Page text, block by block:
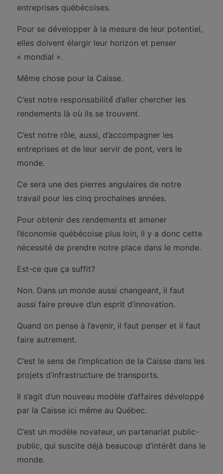
entreprises québécoises.
Pour se développer à la mesure de leur potentiel,
elles doivent élargir leur horizon et penser
« mondial ».
Même chose pour la Caisse.
C’est notre responsabilité́ d’aller chercher les
rendements là où ils se trouvent.
C’est notre rôle, aussi, d’accompagner les
entreprises et de leur servir de pont, vers le
monde.
Ce sera une des pierres angulaires de notre
travail pour les cinq prochaines années.
Pour obtenir des rendements et amener
l’économie québécoise plus loin, il y a donc cette
nécessité de prendre notre place dans le monde.
Est-ce que ça suffit?
Non. Dans un monde aussi changeant, il faut
aussi faire preuve d’un esprit d’innovation.
Quand on pense à l’avenir, il faut penser et il faut
faire autrement.
C’est le sens de l’implication de la Caisse dans les
projets d’infrastructure de transports.
Il s’agit d’un nouveau modèle d’affaires développé
par la Caisse ici même au Québec.
C’est un modèle novateur, un partenariat public-
public, qui suscite déjà beaucoup d’intérêt dans le
monde.